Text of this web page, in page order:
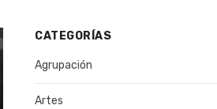
CATEGORÍAS
Agrupación
Artes